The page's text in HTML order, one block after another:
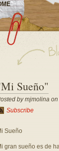
Sueño"
by mjmolina
Subscribe
Sueño
gran sueño es de